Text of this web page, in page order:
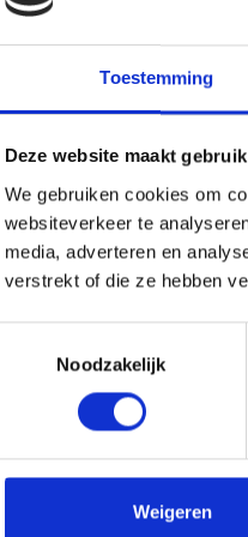
Toestemming
Deze website maakt
We gebruiken cookies om
websiteverkeer te
media, adverteren en
verstrekt of die ze hebben
Noodzakelijk
Weigeren
belang om de
essentieel is. Hoewel de
onderdelen zijn echter van
ook nog eens voor een
voor een scherpe prijs
Nedfanweet je zeker dat jouw
die je in onze webshop
hulpstukken, zodat iedere
zijn niet alleen
of ben je niet zeker van
gerust contact op met onze